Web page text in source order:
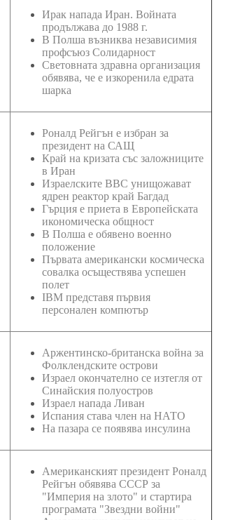
Ирак напада Иран. Войната
продължава до 1988 г.
В Полша възниква независимия
профсъюз Солидарност
Световната здравна организация
обявява, че е изкоренила едрата
шарка
Роналд Рейгън е избран за
президент на САЩ
Край на кризата със заложниците
в Иран
Израелските ВВС унищожават
ядрен реактор край Багдад
Гърция е приета в Европейската
икономическа общност
В Полша е обявено военно
положение
Първата американски космическа
совалка осъществява успешен
полет
IBM представя първия
персонален компютър
Аржентинско-британска война за
Фолклендските острови
Израел окончателно се изтегля от
Синайския полуостров
Израел напада Ливан
Испания става член на НАТО
На пазара се появява инсулина
Американският президент Роналд
Рейгън обявява СССР за
"Империя на злото" и стартира
програмата "Звездни войни"